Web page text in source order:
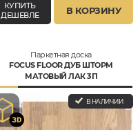
КУПИТЬ
ДЕШЕВЛЕ
В КОРЗИНУ
Паркетная доска
FOCUS FLOOR ДУБ ШТОРМ
МАТОВЫЙ ЛАК 3П
В НАЛИЧИИ